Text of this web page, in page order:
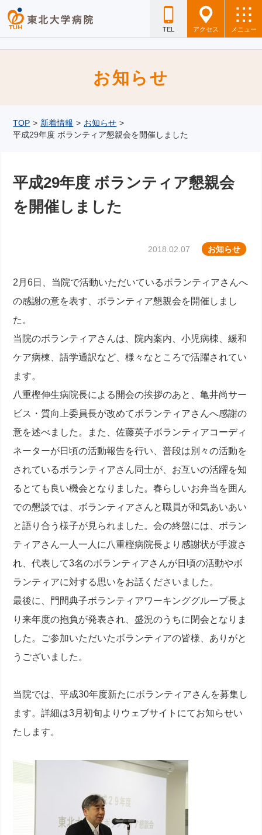
TEL アクセス メニュー
お知らせ
TOP > 新着情報 > お知らせ >
平成29年度 ボランティア懇親会を開催しました
平成29年度 ボランティア懇親会
を開催しました
2018.02.07 お知らせ
2月6日、当院で活動いただいているボランティアさんへ
の感謝の意を表す、ボランティア懇親会を開催しまし
た。
当院のボランティアさんは、院内案内、小児病棟、緩和
ケア病棟、語学通訳など、様々なところで活躍されてい
ます。
八重樫伸生病院長による開会の挨拶のあと、亀井尚サー
ビス・質向上委員長が改めてボランティアさんへ感謝の
意を述べました。また、佐藤英子ボランティアコーディ
ネーターが日頃の活動報告を行い、普段は別々の活動を
されているボランティアさん同士が、お互いの活躍を知
るとても良い機会となりました。春らしいお弁当を囲ん
での懇談では、ボランティアさんと職員が和気あいあい
と語り合う様子が見られました。会の終盤には、ボラン
ティアさん一人一人に八重樫病院長より感謝状が手渡さ
れ、代表して3名のボランティアさんが日頃の活動やボ
ランティアに対する思いをお話くださいました。
最後に、門間典子ボランティアワーキンググループ長よ
り来年度の抱負が発表され、盛況のうちに閉会となりま
した。ご参加いただいたボランティアの皆様、ありがと
うございました。
当院では、平成30年度新たにボランティアさんを募集し
ます。詳細は3月初旬よりウェブサイトにてお知らせい
たします。